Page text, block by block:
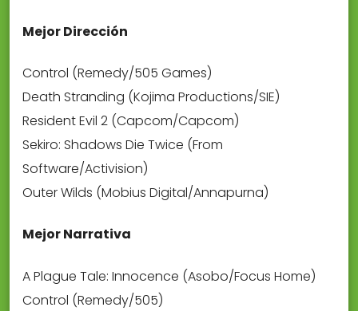
Mejor Dirección
Control (Remedy/505 Games)
Death Stranding (Kojima Productions/SIE)
Resident Evil 2 (Capcom/Capcom)
Sekiro: Shadows Die Twice (From
Software/Activision)
Outer Wilds (Mobius Digital/Annapurna)
Mejor Narrativa
A Plague Tale: Innocence (Asobo/Focus Home)
Control (Remedy/505)